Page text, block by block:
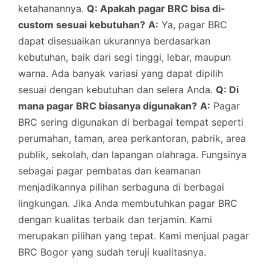
ketahanannya. Q: Apakah pagar BRC bisa di-
custom sesuai kebutuhan? A: Ya, pagar BRC
dapat disesuaikan ukurannya berdasarkan
kebutuhan, baik dari segi tinggi, lebar, maupun
warna. Ada banyak variasi yang dapat dipilih
sesuai dengan kebutuhan dan selera Anda. Q: Di
mana pagar BRC biasanya digunakan? A: Pagar
BRC sering digunakan di berbagai tempat seperti
perumahan, taman, area perkantoran, pabrik, area
publik, sekolah, dan lapangan olahraga. Fungsinya
sebagai pagar pembatas dan keamanan
menjadikannya pilihan serbaguna di berbagai
lingkungan. Jika Anda membutuhkan pagar BRC
dengan kualitas terbaik dan terjamin. Kami
merupakan pilihan yang tepat. Kami menjual pagar
BRC Bogor yang sudah teruji kualitasnya.